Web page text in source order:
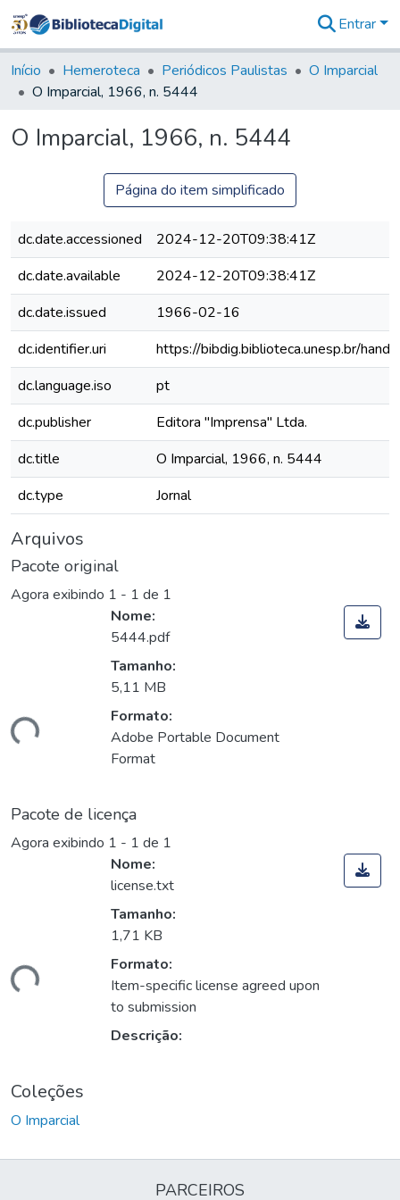
&
Coleções
Tudo na
Digital
Entrar
Início Hemeroteca Periódicos Paulistas
O Imparcial
O Imparcial, 1966, n. 5444
O Imparcial, 1966, n. 5444
Página do item simplificado
dc.date.accessioned
2024-12-20T09:38:41Z
dc.date.available
2024-12-20T09:38:41Z
dc.date.issued
1966-02-16
dc.identifier.uri
https://bibdig.biblioteca.unesp.br/
dc.language.iso
pt
dc.publisher
Editora "Imprensa" Ltda.
dc.title
O Imparcial, 1966, n. 5444
dc.type
Jornal
Arquivos
Pacote original
Agora exibindo 1 - 1 de 1
Nome:
5444.pdf
Tamanho:
5,11 MB
Formato:
Adobe Portable Document
Format
Pacote de licença
Agora exibindo 1 - 1 de 1
Nome:
license.txt
Tamanho:
1,71 KB
Formato:
Item-specific license agreed upon
to submission
Descrição:
Coleções
O Imparcial
PARCEIROS